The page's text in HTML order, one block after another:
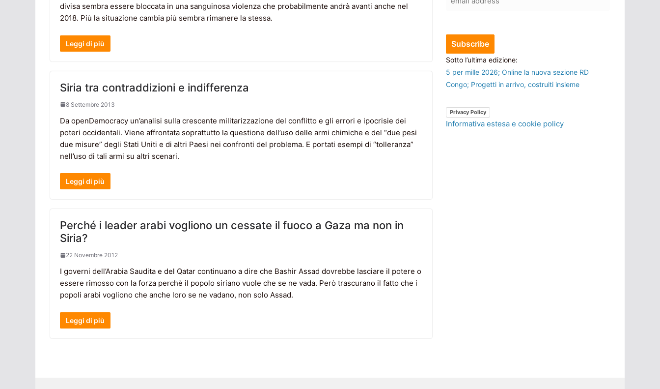
divisa sembra essere bloccata in una sanguinosa violenza che probabilmente andrà avanti anche nel
2018. Più la situazione cambia più sembra rimanere la stessa.
Leggi di più
Siria tra contraddizioni e indifferenza
8 Settembre 2013
Da openDemocracy un’analisi sulla crescente militarizzazione del conflitto e gli errori e ipocrisie dei
poteri occidentali. Viene affrontata soprattutto la questione dell’uso delle armi chimiche e del “due pesi
due misure” degli Stati Uniti e di altri Paesi nei confronti del problema. E portati esempi di “tolleranza”
nell’uso di tali armi su altri scenari.
Leggi di più
Perché i leader arabi vogliono un cessate il fuoco a Gaza ma non in
Siria?
22 Novembre 2012
I governi dell’Arabia Saudita e del Qatar continuano a dire che Bashir Assad dovrebbe lasciare il potere o
essere rimosso con la forza perchè il popolo siriano vuole che se ne vada. Però trascurano il fatto che i
popoli arabi vogliono che anche loro se ne vadano, non solo Assad.
Leggi di più
Sotto l’ultima edizione:
5 per mille 2026; Online la nuova sezione RD
Congo; Progetti in arrivo, costruiti insieme
Privacy Policy
Informativa estesa e cookie policy